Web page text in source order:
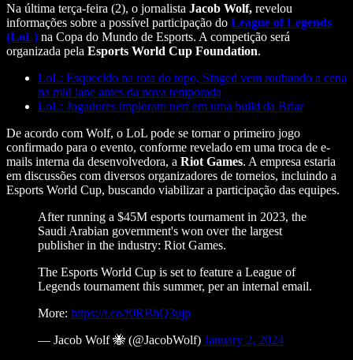
Na última terça-feira (2), o jornalista Jacob Wolf, revelou
informações sobre a possível participação do League of Legends
(LoL) na Copa do Mundo de Esports. A competição será
organizada pela Esports World Cup Foundation.
LoL: Esquecido na rota do topo, Singed vem roubando a cena
na mid lane antes da nova temporada
LoL: Jogadores imploram nerf em uma build da Briar
De acordo com Wolf, o LoL pode se tornar o primeiro jogo
confirmado para o evento, conforme revelado em uma troca de e-
mails interna da desenvolvedora, a Riot Games. A empresa estaria
em discussões com diversos organizadores de torneios, incluindo a
Esports World Cup, buscando viabilizar a participação das equipes.
After running a $45M esports tournament in 2023, the
Saudi Arabian government's won over the largest
publisher in the industry: Riot Games.
The Esports World Cup is set to feature a League of
Legends tournament this summer, per an internal email.
More: https://t.co/f0RBhQ3ujp
— Jacob Wolf 🐝 (@JacobWolf) January 2, 2024